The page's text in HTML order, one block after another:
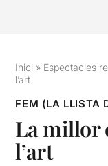
Inici » Espectacles
l’art
FEM (LA LLISTA
La millor
l’art